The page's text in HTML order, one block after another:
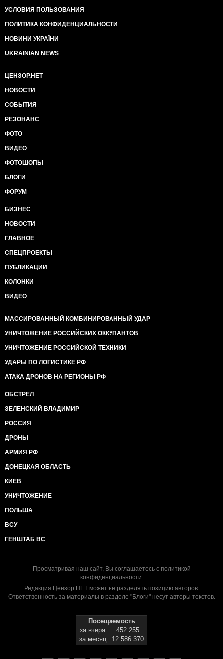
УСЛОВИЯ ПОЛЬЗОВАНИЯ
ПОЛИТИКА КОНФИДЕНЦИАЛЬНОСТИ
НОВИНИ УКРАЇНИ
UKRAINIAN NEWS
ЦЕНЗОР.НЕТ
НОВОСТИ
СОБЫТИЯ
РЕЗОНАНС
ФОТО
ВИДЕО
ФОТОШОПЫ
БЛОГИ
ФОРУМ
БИЗНЕС
НОВОСТИ
ГЛАВНОЕ
СПЕЦПРОЕКТЫ
ПУБЛИКАЦИИ
КОЛОНКИ
ВИДЕО
МАССИРОВАННЫЙ КОМБИНИРОВАННЫЙ УДАР
УНИЧТОЖЕНИЕ РОССИЙСКИХ ОККУПАНТОВ
УНИЧТОЖЕНИЕ РОССИЙСКОЙ ТЕХНИКИ
УДАРЫ ПО ЛОГИСТИКЕ РФ
АТАКА ДРОНОВ НА РЕГИОНЫ РФ
ОБСТРЕЛ
ЗЕЛЕНСКИЙ ВЛАДИМИР
РОССИЯ
ДРОНЫ
АРМИЯ РФ
ДОНЕЦКАЯ ОБЛАСТЬ
КИЕВ
УНИЧТОЖЕНИЕ
ПОЛЬША
ВСУ
ГЕНШТАБ ВС
Просматривая наш сайт, Вы соглашаетесь с политикой
конфиденциальности.
Редакция Цензор.НЕТ может не разделять позицию авторов.
Ответственность за материалы в разделе "Блоги" несут авторы текстов.
Посещаемость
за вчера
452 255
за месяц
12 586 370